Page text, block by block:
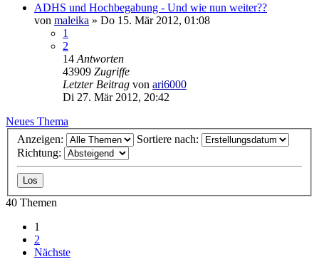
ADHS und Hochbegabung - Und wie nun weiter??
von maleika » Do 15. Mär 2012, 01:08
1
2
14 Antworten
43909 Zugriffe
Letzter Beitrag von ari6000
Di 27. Mär 2012, 20:42
Neues Thema
Anzeigen:
Sortiere nach:
Richtung:
40 Themen
1
2
Nächste